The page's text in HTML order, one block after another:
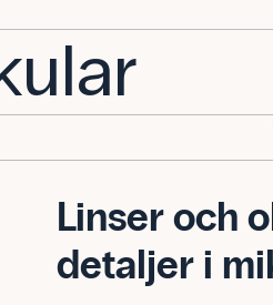
Linser och
detaljer i